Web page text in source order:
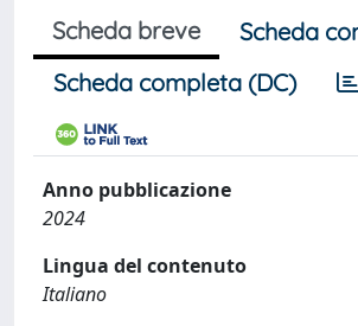
Scheda breve
Scheda
Scheda completa (DC)
Anno pubblicazione
2024
Lingua del contenuto
Italiano